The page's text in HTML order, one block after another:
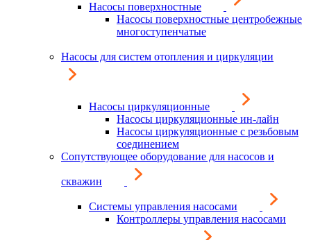
Насосы поверхностные
Насосы поверхностные центробежные
многоступенчатые
Насосы для систем отопления и циркуляции
Насосы циркуляционные
Насосы циркуляционные ин-лайн
Насосы циркуляционные с резьбовым
соединением
Сопутствующее оборудование для насосов и
скважин
Системы управления насосами
Контроллеры управления насосами